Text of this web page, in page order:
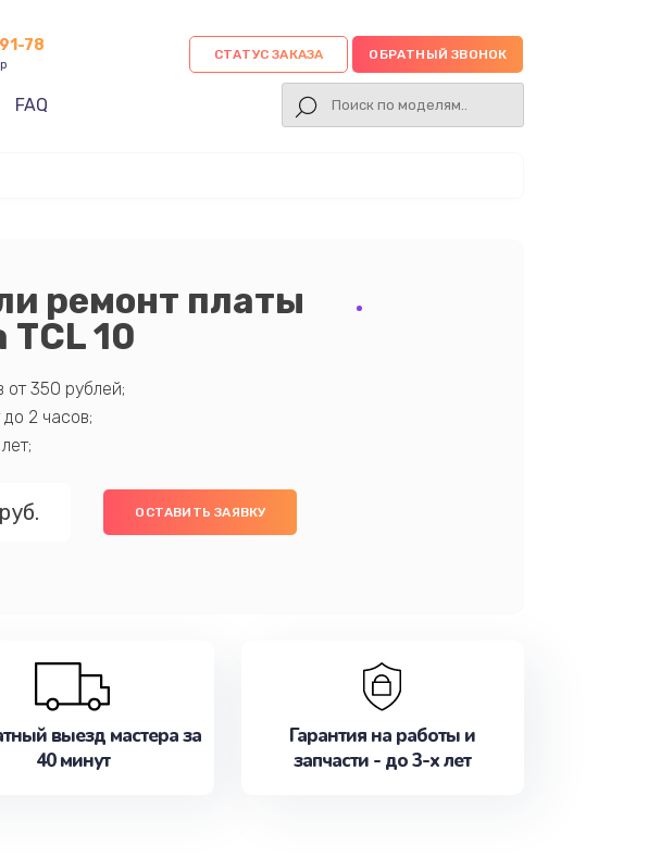
78 СТАТУС ЗАКАЗА ОБРАТНЫЙ ЗВОНОК
FAQ
ремонт платы
10
от 350 рублей;
2 часов;
ОСТАВИТЬ ЗАЯВКУ
выезд мастера за
40 минут
Гарантия на работы и
запчасти - до 3-х лет